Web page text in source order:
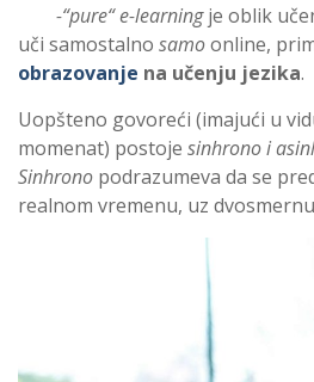
-“pure“ e-learningje oblik
uči samostalno samoonline,
obrazovanje na učenju jezika.
Uopšteno govoreći (imajući u
momenat) postoje sinhrono i
Sinhrono podrazumeva da se
realnom vremenu, uz